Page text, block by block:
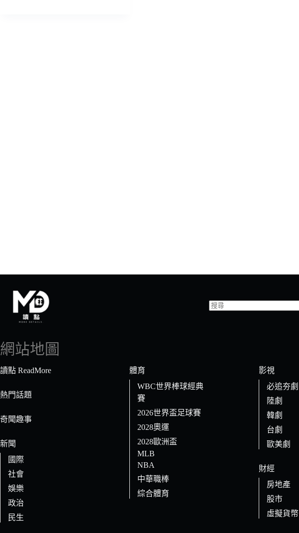
網站地圖
讀點 ReadMore
熱門話題
奇聞趣事
新聞
國際
社會
娛樂
政治
民生
體育
WBC世界棒球經典
賽
2026世界盃足球賽
2028奧運
2028歐洲盃
MLB
NBA
中華職棒
綜合體育
影視
必追夯劇
陸劇
韓劇
台劇
歐美劇
財經
房地產
股市
虛擬貨幣